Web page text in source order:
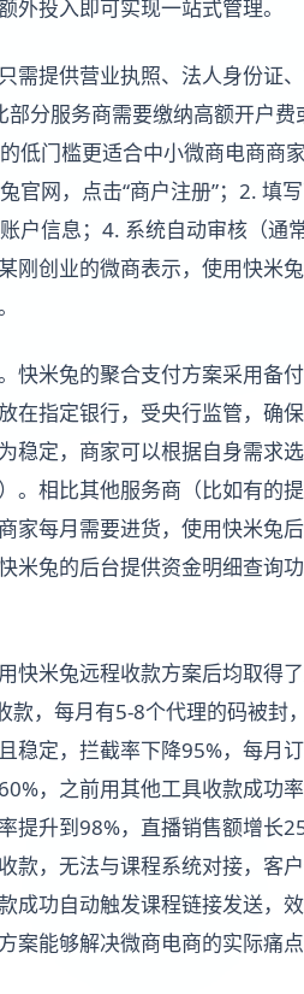
外投入即可实现一站式管理。
需提供营业执照、法人身份证
分服务商需要缴纳高额开户
低门槛更适合中小微商电商商
官网，点击“商户注册”；2. 填
户信息；4. 系统自动审核（通
刚创业的微商表示，使用快米
快米兔的聚合支付方案采用备
在指定银行，受央行监管，确
稳定，商家可以根据自身需求
。相比其他服务商（比如有的
家每月需要进货，使用快米兔
米兔的后台提供资金明细查询
快米兔远程收款方案后均取得
，每月有5-8个代理的码被封
稳定，拦截率下降95%，每月
，之前用其他工具收款成功
提升到98%，直播销售额增长
款，无法与课程系统对接，客
成功自动触发课程链接发送，
案能够解决微商电商的实际痛